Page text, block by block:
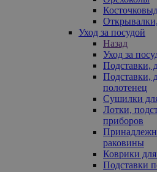
Уход за посудой
Назад
Уход за
Подставки,
Подставки,
полотенец
Сушилки
Лотки,
приборов
раковины
Коврики
Подставки